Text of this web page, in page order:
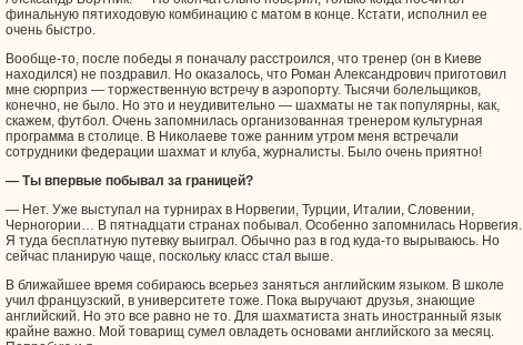
финальную пятиходовую комбинацию с матом в конце. Кстати, исполнил ее
очень быстро.
Вообще-то, после победы я поначалу расстроился, что тренер (он в Киеве
находился) не поздравил. Но оказалось, что Роман Александрович приготовил
мне сюрприз — торжественную встречу в аэропорту. Тысячи болельщиков,
конечно, не было. Но это и неудивительно — шахматы не так популярны, как,
скажем, футбол. Очень запомнилась организованная тренером культурная
программа в столице. В Николаеве тоже ранним утром меня встречали
сотрудники федерации шахмат и клуба, журналисты. Было очень приятно!
— Ты впервые побывал за границей?
— Нет. Уже выступал на турнирах в Норвегии, Турции, Италии, Словении,
Черногории… В пятнадцати странах побывал. Особенно запомнилась Норвегия.
Я туда бесплатную путевку выиграл. Обычно раз в год куда-то вырываюсь. Но
сейчас планирую чаще, поскольку класс стал выше.
В ближайшее время собираюсь всерьез заняться английским языком. В школе
учил французский, в университете тоже. Пока выручают друзья, знающие
английский. Но это все равно не то. Для шахматиста знать иностранный язык
крайне важно. Мой товарищ сумел овладеть основами английского за месяц.